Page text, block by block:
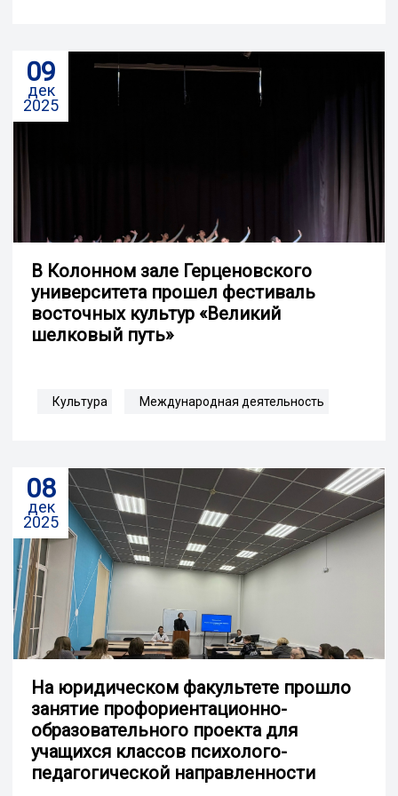
09
дек
2025
В Колонном зале Герценовского
университета прошел фестиваль
восточных культур «Великий
шелковый путь»
Культура Международная деятельность
08
дек
2025
На юридическом факультете прошло
занятие профориентационно-
образовательного проекта для
учащихся классов психолого-
педагогической направленности